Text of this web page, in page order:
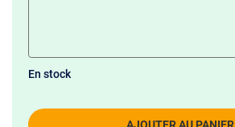
En stock